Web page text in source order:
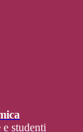
studenti